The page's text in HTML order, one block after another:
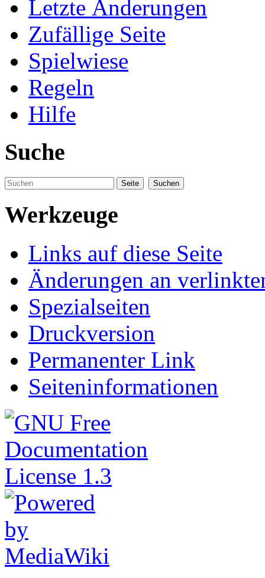
Letzte Änderungen
Zufällige Seite
Spielwiese
Regeln
Hilfe
Suche
Werkzeuge
Links auf diese Seite
Änderungen an
Spezialseiten
Druckversion
Permanenter Link
Seiteninformationen